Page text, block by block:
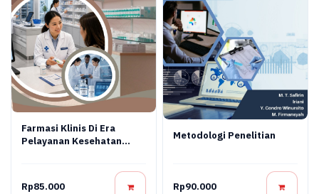
Farmasi Klinis Di Era
Pelayanan Kesehatan
Rp85.000
Metodologi Penelitian
Rp90.000